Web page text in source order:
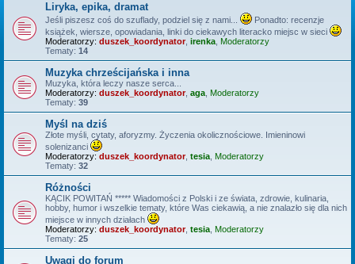
Liryka, epika, dramat
Jeśli piszesz coś do szuflady, podziel się z nami...
Ponadto: recenzje
książek, wiersze, opowiadania, linki do ciekawych literacko miejsc w sieci
Moderatorzy: duszek_koordynator, irenka Moderatorzy
Tematy: 14
Muzyka chrześcijańska i inna
Muzyka, która leczy nasze serca...
Moderatorzy: duszek_koordynator, aga Moderatorzy
Tematy: 39
Myśl na dziś
Złote myśli, cytaty, aforyzmy. Życzenia okolicznościowe. Imieninowi
solenizanci
Moderatorzy: duszek_koordynator, tesia Moderatorzy
Tematy: 32
Różności
KĄCIK POWITAŃ ***** Wiadomości z Polski i ze świata, zdrowie, kulinaria,
hobby, humor i wszelkie tematy, które Was ciekawią, a nie znalazło się dla nich
miejsce w innych działach
Moderatorzy: duszek_koordynator, tesia Moderatorzy
Tematy: 25
Uwagi do forum